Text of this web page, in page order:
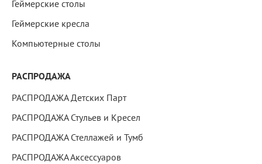
Геймерские столы
Геймерские кресла
Компьютерные столы
РАСПРОДАЖА
РАСПРОДАЖА Детских Парт
РАСПРОДАЖА Стульев и Кресел
РАСПРОДАЖА Стеллажей и Тумб
РАСПРОДАЖА Аксессуаров